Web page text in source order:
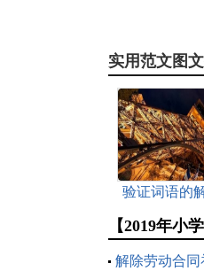
实用范文图
验证词语的
义词[本文共
【2019年小
解除劳动合同